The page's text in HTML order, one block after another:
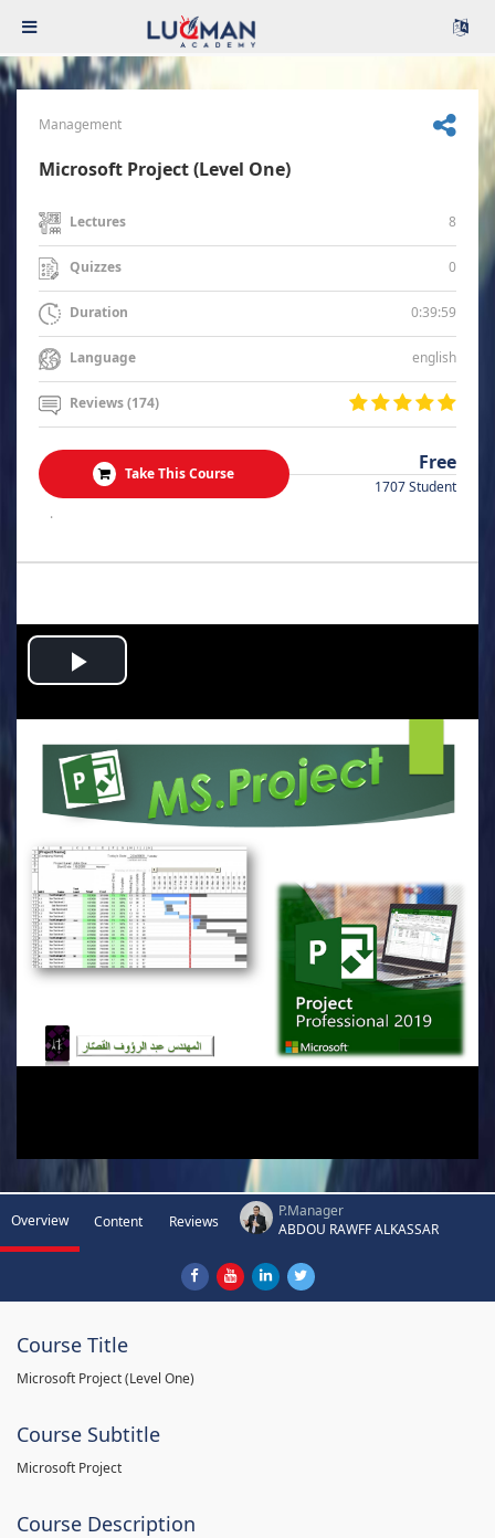
Management
Microsoft Project (Level One)
Lectures 8
Quizzes 0
Duration 0:39:59
Language english
Reviews (174)
Take This Course Free
1707 Student
.
Play
Video
Overview Content Reviews
P.Manager
ABDOU RAWFF ALKASSAR
Course Title
Microsoft Project (Level One)
Course Subtitle
Microsoft Project
Course Description